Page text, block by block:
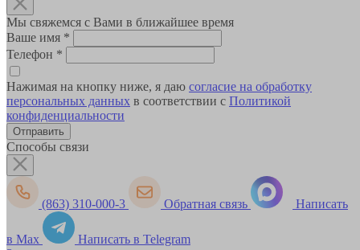
Мы свяжемся с Вами в ближайшее время
Ваше имя *
Телефон *
Нажимая на кнопку ниже, я даю согласие на обработку
персональных данных в соответствии с Политикой
конфиденциальности
Способы связи
(863) 310-000-3 Обратная связь Написать
в Max
Написать в Telegram